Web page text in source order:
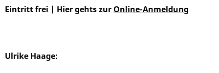
Eintritt frei | Hier gehts zur Online-Anmeldung
Ulrike Haage: